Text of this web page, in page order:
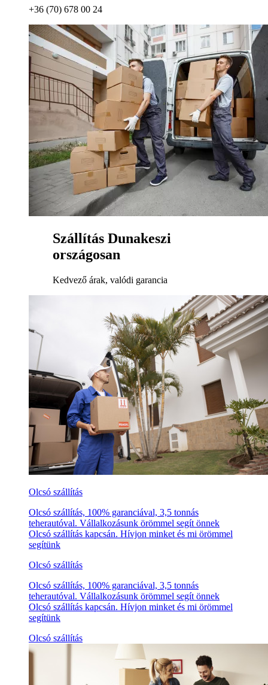
+36 (70) 678 00 24
Szállítás Dunakeszi
országosan
Kedvező árak, valódi garancia
Olcsó szállítás
Olcsó szállítás, 100% garanciával, 3,5 tonnás
teherautóval. Vállalkozásunk örömmel segít önnek
Olcsó szállítás kapcsán. Hívjon minket és mi örömmel
segítünk
Olcsó szállítás
Olcsó szállítás, 100% garanciával, 3,5 tonnás
teherautóval. Vállalkozásunk örömmel segít önnek
Olcsó szállítás kapcsán. Hívjon minket és mi örömmel
segítünk
Olcsó szállítás